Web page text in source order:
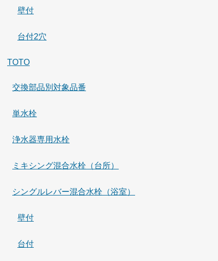
壁付
台付2穴
TOTO
交換部品別対象品番
単水栓
浄水器専用水栓
ミキシング混合水栓（台所）
シングルレバー混合水栓（浴室）
壁付
台付